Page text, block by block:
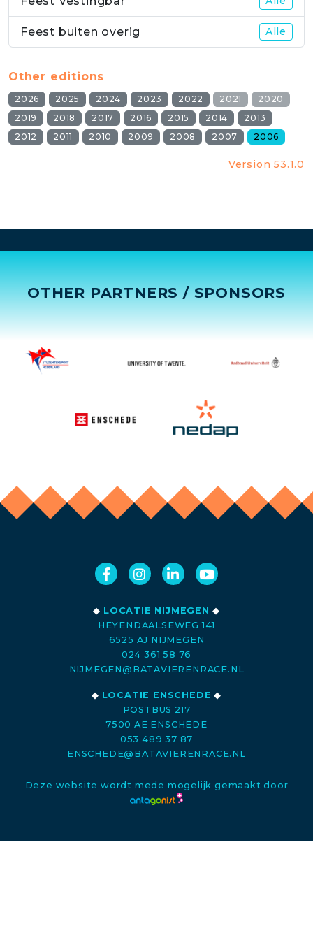
Feest buiten overig Alle
Other editions
2026 2025 2024 2023 2022 2021
2020
2019
2018 2017 2016 2015 2014
2013
2012
2011 2010 2009 2008 2007 2006
Version 53.1.0
OTHER PARTNERS / SPONSORS
◆ LOCATIE NIJMEGEN ◆
HEYENDAALSEWEG 141
6525 AJ NIJMEGEN
024 361 58 76
NIJMEGEN@BATAVIERENRACE.NL
◆ LOCATIE ENSCHEDE ◆
POSTBUS 217
7500 AE ENSCHEDE
053 489 37 87
ENSCHEDE@BATAVIERENRACE.NL
Deze website wordt mede mogelijk gemaakt door